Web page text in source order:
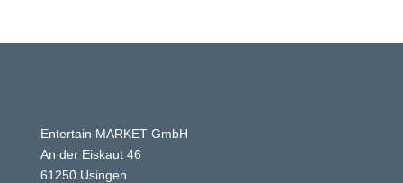
Entertain MARKET GmbH
An der Eiskaut 46
61250 Usingen